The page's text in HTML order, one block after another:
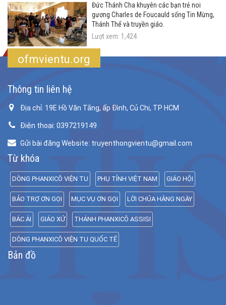
Đức Thánh Cha khuyên các bạn trẻ noi
gương Charles de Foucauld sống Tin Mừng,
Thánh Thể và truyền giáo.
Lượt xem: 1,424
ofmvientu.org
Thông tin liên hệ
Địa chỉ: 19E Hồ Văn Tắng, ấp Đình, Củ Chi, TP HCM
Điện thoại: 0397219149
Gửi bài đăng Website: truyenthongvientu@gmail.com
Từ khóa
DÒNG PHANXICÔ VIỆN TU PHỤ TỈNH VIỆT NAM GIÁO HỘI
BẢO TRỢ ƠN GỌI MỤC VỤ ƠN GỌI LỜI CHÚA HẰNG NGÀY
BÁC ÁI GIÁO XỨ THÁNH PHANXICÔ ASSISI
DÒNG PHANXICÔ VIỆN TU QUỐC TẾ
Bản đồ